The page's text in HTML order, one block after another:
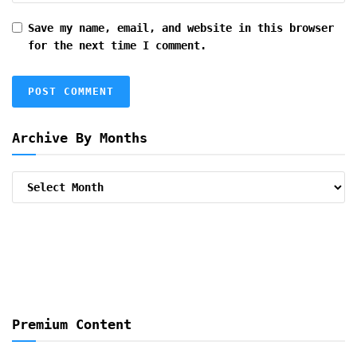
Save my name, email, and website in this browser
for the next time I comment.
Archive By Months
Premium Content